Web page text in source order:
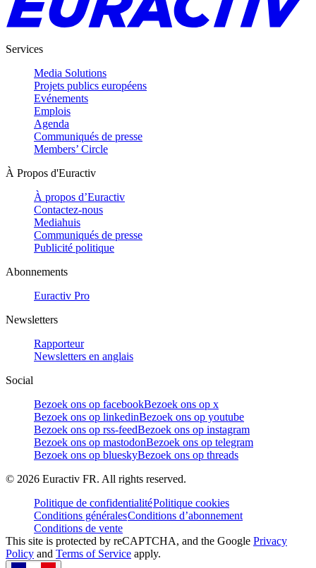
Services
Media Solutions
Projets publics européens
Evénements
Emplois
Agenda
Communiqués de presse
Members’ Circle
À Propos d'Euractiv
À propos d’Euractiv
Contactez-nous
Mediahuis
Communiqués de presse
Publicité politique
Abonnements
Euractiv Pro
Newsletters
Rapporteur
Newsletters en anglais
Social
Bezoek ons op facebookBezoek ons op x
Bezoek ons op linkedinBezoek ons op youtube
Bezoek ons op rss-feedBezoek ons op instagram
Bezoek ons op mastodonBezoek ons op telegram
Bezoek ons op blueskyBezoek ons op threads
© 2026 Euractiv FR. All rights reserved.
Politique de confidentialitéPolitique cookies
Conditions généralesConditions d’abonnement
Conditions de vente
This site is protected by reCAPTCHA, and the Google Privacy
Policy and Terms of Service apply.